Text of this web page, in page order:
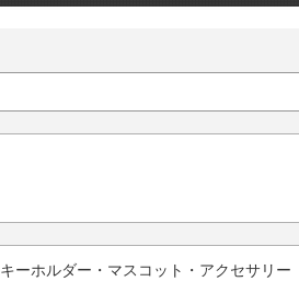
キーホルダー・マスコット・アクセサリー